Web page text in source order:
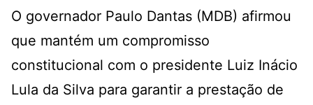
O governador Paulo Dantas (MDB) afirmou
que mantém um compromisso
constitucional com o presidente Luiz Inácio
Lula da Silva para garantir a prestação de